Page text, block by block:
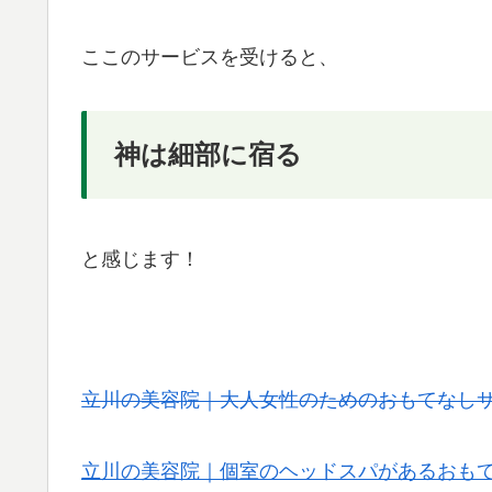
ここのサービスを受けると、
神は細部に宿る
と感じます！
立川の美容院｜大人女性のためのおもてなし
立川の美容院｜個室のヘッドスパがあるおも